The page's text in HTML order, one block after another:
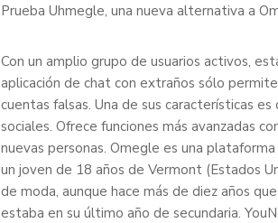
Prueba Uhmegle, una nueva alternativa a
Con un amplio grupo de usuarios activos,
aplicación de chat con extraños sólo
cuentas falsas. Una de sus características
sociales. Ofrece funciones más avanzadas
nuevas personas. Omegle es una
un joven de 18 años de Vermont (Estados
de moda, aunque hace más de diez años
estaba en su último año de secundaria.